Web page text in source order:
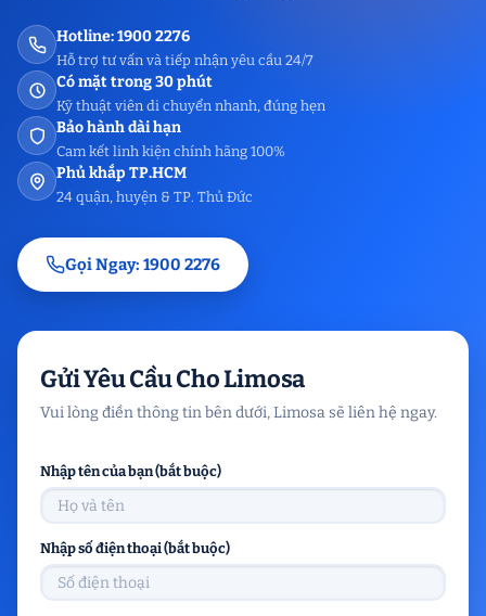
Hotline: 1900 2276
Hỗ trợ tư vấn và tiếp nhận yêu cầu 24/7
Có mặt trong 30 phút
Kỹ thuật viên di chuyển nhanh, đúng hẹn
Bảo hành dài hạn
Cam kết linh kiện chính hãng 100%
Phủ khắp TP.HCM
24 quận, huyện & TP. Thủ Đức
Gọi Ngay: 1900 2276
Gửi Yêu Cầu Cho Limosa
Vui lòng điền thông tin bên dưới, Limosa sẽ liên hệ ngay.
Nhập tên của bạn (bắt buộc)
Nhập số điện thoại (bắt buộc)